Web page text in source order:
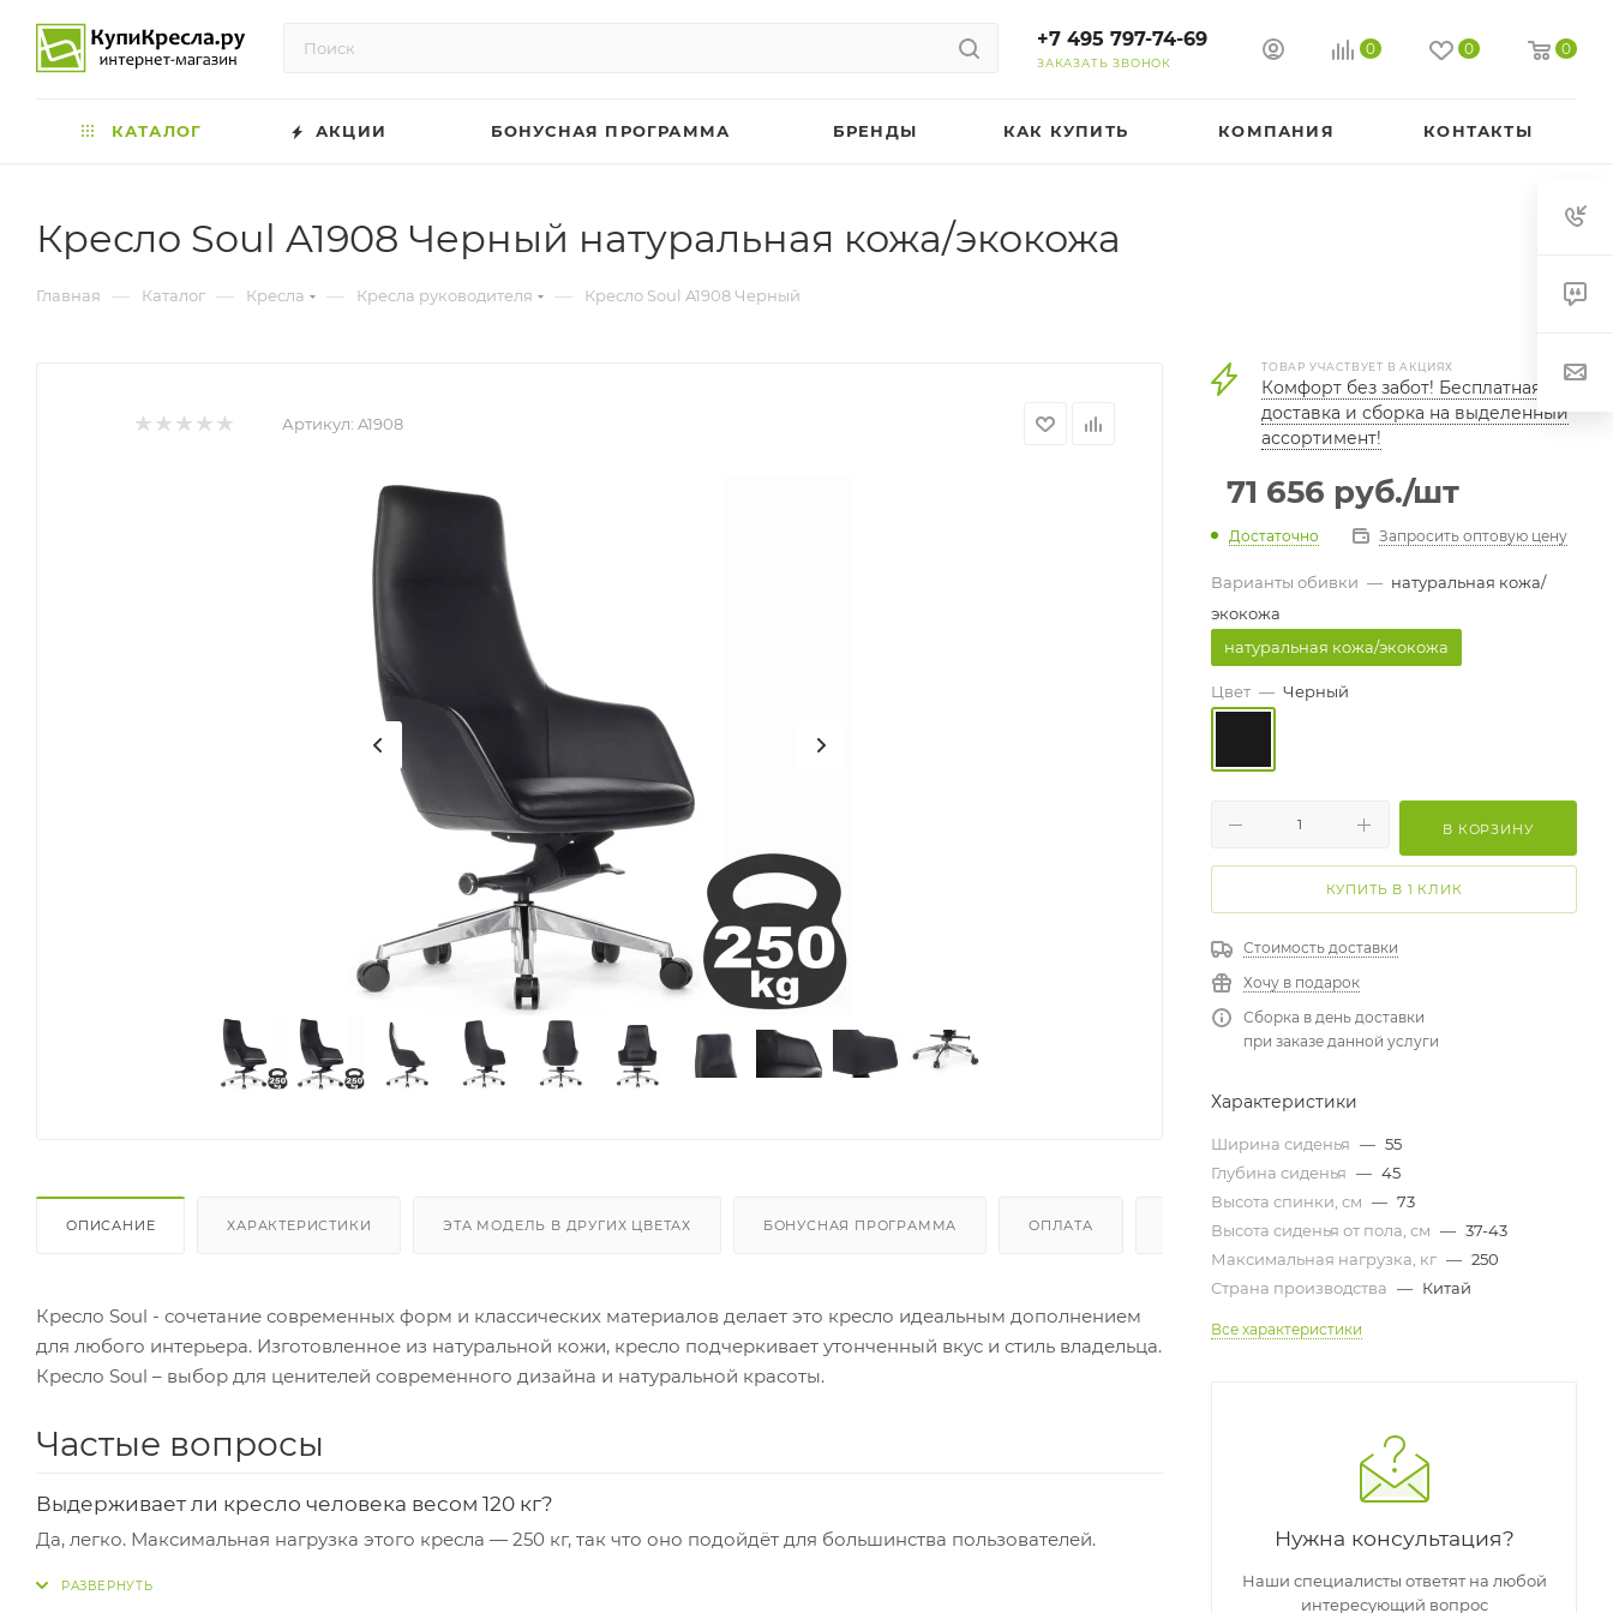
+7 495 797-74-69
ЗАКАЗАТЬ ЗВОНОК
0 0 0
КАТАЛОГ АКЦИИ БОНУСНАЯ ПРОГРАММА БРЕНДЫ КАК КУПИТЬ КОМПАНИЯ КОНТАКТЫ
Кресло Soul A1908 Черный натуральная кожа/экокожа
Главная — Каталог — Кресла — Кресла руководителя — Кресло Soul A1908 Черный
Артикул: A1908
ОПИСАНИЕ ХАРАКТЕРИСТИКИ ЭТА МОДЕЛЬ В ДРУГИХ ЦВЕТАХ БОНУСНАЯ ПРОГРАММА ОПЛАТА ДОСТАВКА И СБОРКА ГАРАНТИЯ И ВОЗВРАТ
Кресло Soul - сочетание современных форм и классических материалов делает это кресло идеальным дополнением
для любого интерьера. Изготовленное из натуральной кожи, кресло подчеркивает утонченный вкус и стиль владельца.
Кресло Soul – выбор для ценителей современного дизайна и натуральной красоты.
Частые вопросы
Выдерживает ли кресло человека весом 120 кг?
Да, легко. Максимальная нагрузка этого кресла — 250 кг, так что оно подойдёт для большинства пользователей.
ТОВАР УЧАСТВУЕТ В АКЦИЯХ
Комфорт без забот! Бесплатная
доставка и сборка на выделенный
ассортимент!
71 656 руб./шт
Достаточно Запросить оптовую цену
Варианты обивки — натуральная кожа/
экокожа
натуральная кожа/экокожа
Цвет — Черный
В КОРЗИНУ
КУПИТЬ В 1 КЛИК
Стоимость доставки
Хочу в подарок
Сборка в день доставки
при заказе данной услуги
Характеристики
Ширина сиденья — 55
Глубина сиденья — 45
Высота спинки, см — 73
Высота сиденья от пола, см — 37-43
Максимальная нагрузка, кг — 250
Страна производства — Китай
Все характеристики
Нужна консультация?
Наши специалисты ответят на любой
интересующий вопрос